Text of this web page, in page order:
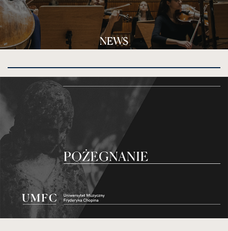
NEWS
spowoduje
powiększenie
rozmiarów
oryginalnych